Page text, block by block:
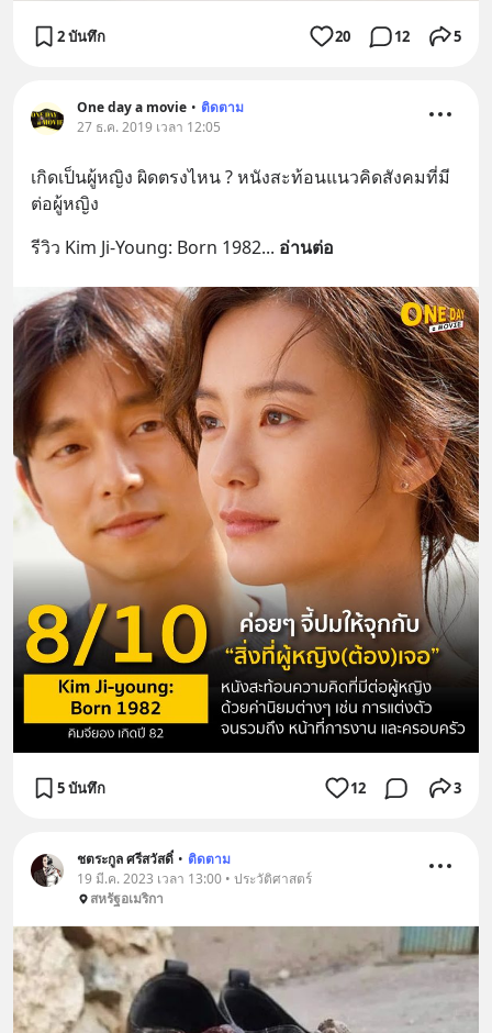
2 บันทึก 20 12 5
One day a movie • ติดตาม
27 ธ.ค. 2019 เวลา 12:05
เกิดเป็นผู้หญิง ผิดตรงไหน ? หนังสะท้อนแนวคิดสังคมที่มี
ต่อผู้หญิง
รีวิว Kim Ji-Young: Born 1982... อ่านต่อ
5 บันทึก 12 3
ชตระกูล ศรีสวัสดิ์ • ติดตาม
19 มี.ค. 2023 เวลา 13:00 • ประวัติศาสตร์
สหรัฐอเมริกา